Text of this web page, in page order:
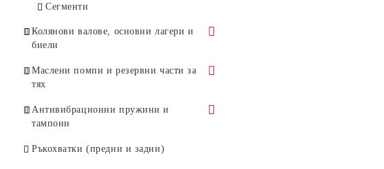
Бутала за Husqvarna
Бутала за Stihl
Сегменти
Колянови валове, основни лагери и
биели
Колянови валове и основни лагери
Маслени помпи и резервни части за
тях
Маслени помпи
Антивибрационни пружини и
тампони
Тампони
Ръкохватки (предни и задни)